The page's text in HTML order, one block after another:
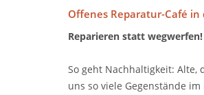
Offenes Reparatur-Café
Reparieren statt wegwerfen!
So geht Nachhaltigkeit:
uns so viele Gegenstände